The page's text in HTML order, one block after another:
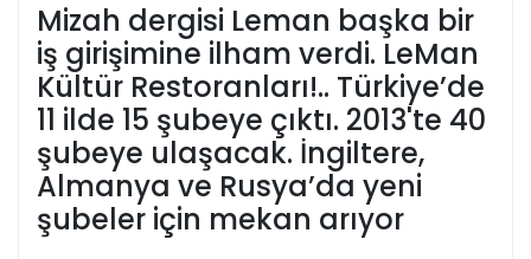
Mizah dergisi Leman başka bir
iş girişimine ilham verdi. LeMan
Kültür Restoranları!.. Türkiye’de
11 ilde 15 şubeye çıktı. 2013'te 40
şubeye ulaşacak. İngiltere,
Almanya ve Rusya’da yeni
şubeler için mekan arıyor